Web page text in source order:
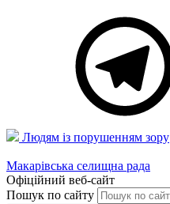
Людям із порушенням зору
Макарівська селищна рада
Офіційний веб-сайт
Пошук по сайту